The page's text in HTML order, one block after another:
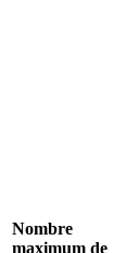
Nombre
maximum de